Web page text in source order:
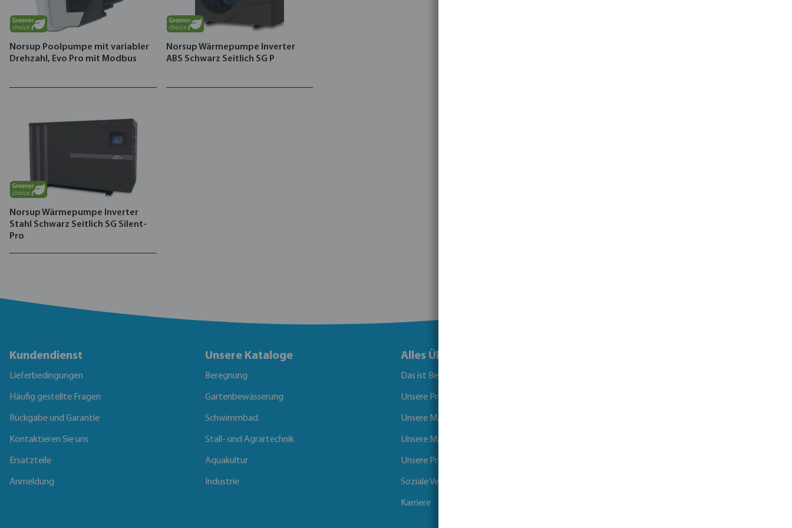
Norsup Poolpumpe mit variabler
Drehzahl, Evo Pro mit Modbus
Norsup Wärmepumpe Inverter
ABS Schwarz Seitlich SG P
Norsup Wärmepumpe Inverter
Stahl Schwarz Seitlich SG Silent-
Pro
Kundendienst
Lieferbedingungen
Häufig gestellte Fragen
Rückgabe und Garantie
Kontaktieren Sie uns
Ersatzteile
Anmeldung
Unsere Kataloge
Beregnung
Gartenbewässerung
Schwimmbad
Stall- und Agrartechnik
Aquakultur
Industrie
Alles Über Bevo
Das ist Bevo
Unsere Produkte
Unsere Marken
Unsere Märkte
Unsere Projekte
Soziale Verantwortung der Unternehmen
Karriere